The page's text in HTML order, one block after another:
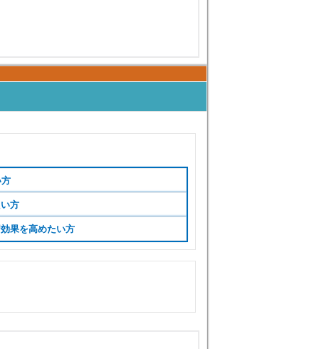
方
果を高めたい方